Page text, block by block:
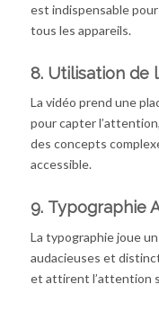
est indispensable
tous les appareils.
8. Utilisation de
La vidéo prend une
pour capter
des concepts
accessible.
9. Typographie
La typographie joue
audacieuses et
et attirent l’attention